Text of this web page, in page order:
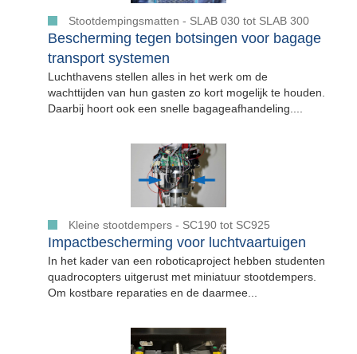
Stootdempingsmatten - SLAB 030 tot SLAB 300
Bescherming tegen botsingen voor bagage
transport systemen
Luchthavens stellen alles in het werk om de
wachttijden van hun gasten zo kort mogelijk te houden.
Daarbij hoort ook een snelle bagageafhandeling....
Kleine stootdempers - SC190 tot SC925
Impactbescherming voor luchtvaartuigen
In het kader van een roboticaproject hebben studenten
quadrocopters uitgerust met miniatuur stootdempers.
Om kostbare reparaties en de daarmee...